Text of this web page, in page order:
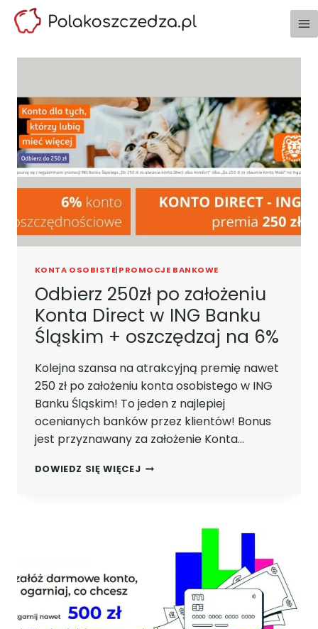
Przejdź
KONTA OSOBISTE|PROMOCJE BANKOWE
Odbierz 250zł po założeniu
Konta Direct w ING Banku
Śląskim + oszczędzaj na 6%
Kolejna szansa na atrakcyjną premię nawet
250 zł po założeniu konta osobistego w ING
Banku Śląskim! To jeden z najlepiej
ocenianych banków przez klientów! Bonus
jest przyznawany za założenie Konta…
DOWIEDZ SIĘ WIĘCEJODBIERZ
ŚLĄSKIM
OSZCZĘDZAJ